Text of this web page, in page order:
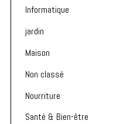
Informatique
jardin
Maison
Non classé
Nourriture
Santé & Bien-être